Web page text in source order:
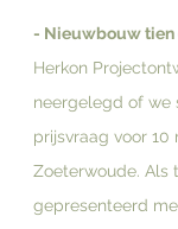
- Nieuwbouw tien
Herkon
neergelegd of we
prijsvraag voor 10
Zoeterwoude. Als
gepresenteerd